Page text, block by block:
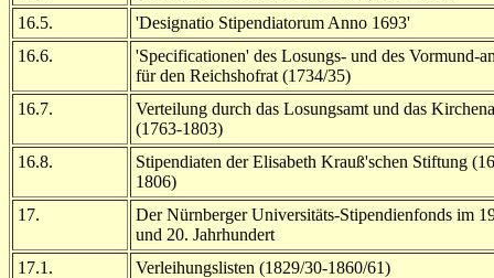
16.5.
'Designatio Stipendiatorum Anno 1693'
16.6.
'Specificationen' des Losungs- und des Vormund-
für den Reichshofrat (1734/35)
16.7.
Verteilung durch das Losungsamt und das
(1763-1803)
16.8.
Stipendiaten der Elisabeth Krauß'schen Stiftung
1806)
17.
Der Nürnberger Universitäts-Stipendienfonds im
und 20. Jahrhundert
17.1.
Verleihungslisten (1829/30-1860/61)